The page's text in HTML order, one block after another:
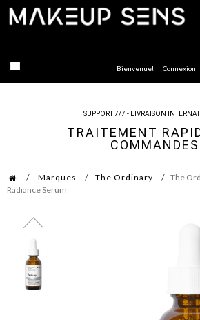
Bienvenue! Connexion
SUPPORT 7/7 - LIVRAISON
TRAITEMENT
COMMANDES
Marques The Ordinary
The
Radiance Serum